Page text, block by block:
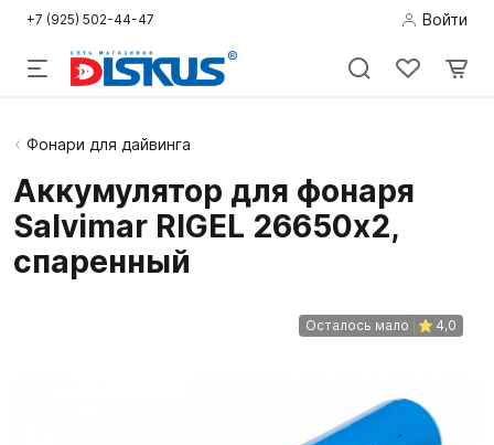
+7 (925) 502-44-47 Войти
Подводная
Дайвинг
Снорклинг /
Фонари для дайвинга
Аккумулятор для фонаря
Salvimar RIGEL 26650х2,
спаренный
Осталось мало 4,0